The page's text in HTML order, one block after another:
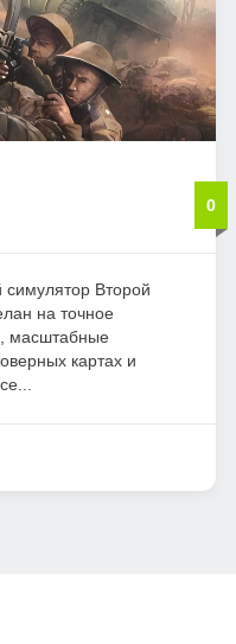
0
Второй
на точное
масштабные
картах и